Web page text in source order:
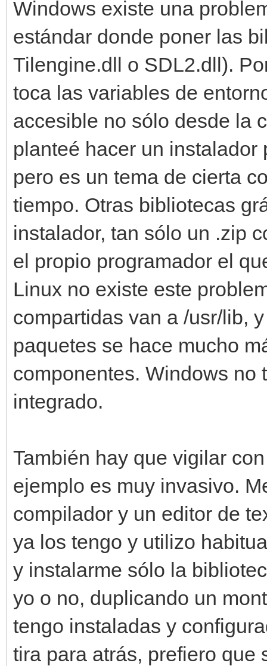
Windows existe una
estándar donde poner las
Tilengine.dll o SDL2.dll).
toca las variables de
accesible no sólo desde la
planteé hacer un
pero es un tema de cierta
tiempo. Otras bibliotecas
instalador, tan sólo un .zip
el propio programador el
Linux no existe este
compartidas van a /usr/lib,
paquetes se hace mucho
componentes. Windows no
integrado.
También hay que vigilar
ejemplo es muy invasivo.
compilador y un editor de
ya los tengo y utilizo
y instalarme sólo la
yo o no, duplicando un
tengo instaladas y
tira para atrás, prefiero que